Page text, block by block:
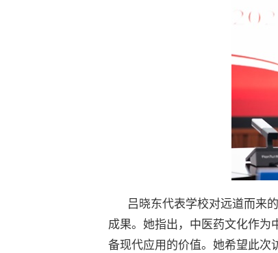
吕晓东代表学校对远道而来
成果。她指出，中医药文化作为
备现代应用的价值。她希望此次